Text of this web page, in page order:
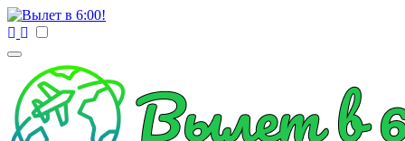
Перейти
к
Генеральный директор: Чернокоз Ольга Валерьевна
info@gosrf.ru +7 (495) 920-51-49